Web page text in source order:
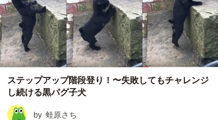
ステップアップ階段登り！〜失敗してもチャレンジ
し続ける黒パグ子犬
by 蛙原さち